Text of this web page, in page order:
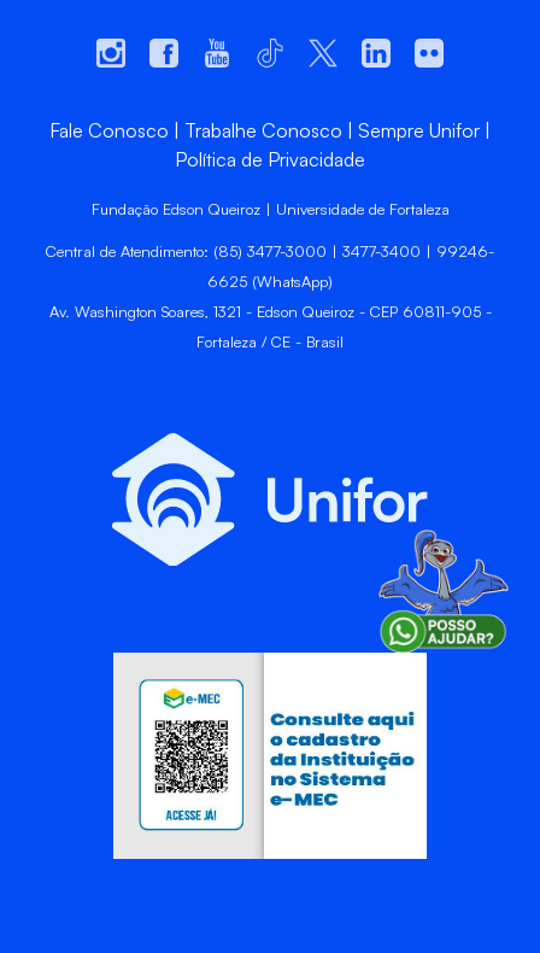
Fale Conosco Trabalhe Conosco
Sempre Unifor
Política de Privacidade
Fundação Edson Queiroz | Universidade de Fortaleza
Central de Atendimento: (85) 3477-3000 | 3477-3400 | 99246-
6625 (WhatsApp)
Av. Washington Soares, 1321 - Edson Queiroz - CEP 60811-905 -
Fortaleza / CE - Brasil